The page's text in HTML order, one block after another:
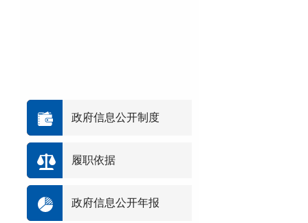
政府信息公开制度
履职依据
政府信息公开年报